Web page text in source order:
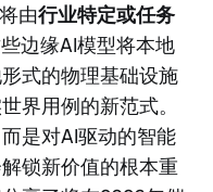
由行业特定或任务
边缘AI模型将本地
式的物理基础设施
界用例的新范式。
是对AI驱动的智能
锁新价值的根本重